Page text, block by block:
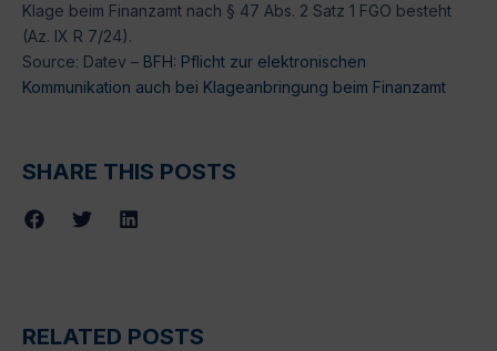
Klage beim Finanzamt nach § 47 Abs. 2 Satz 1 FGO besteht
(Az. IX R 7/24).
Source: Datev – BFH: Pflicht zur elektronischen
Kommunikation auch bei Klageanbringung beim Finanzamt
SHARE THIS POSTS
RELATED POSTS